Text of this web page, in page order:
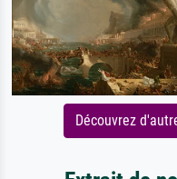
Découvrez